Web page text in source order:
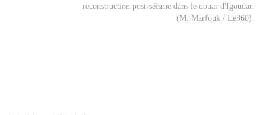
reconstruction post-séisme dans le douar d'Igoudar.
(M. Marfouk / Le360).